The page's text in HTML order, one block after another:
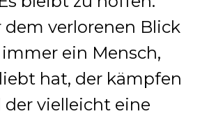
verlorenen Blick
ein Mensch,
hat, der kämpfen
vielleicht eine